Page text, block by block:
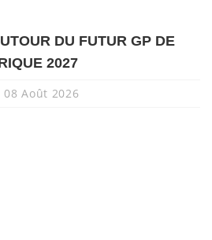
DU FUTUR GP DE
2027
08 Août 2026